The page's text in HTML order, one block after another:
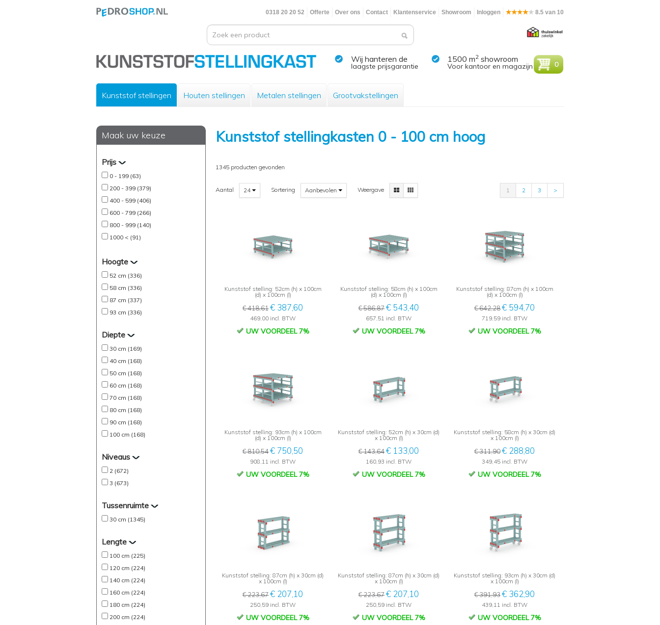
0318 20 20 52 Offerte Over ons Contact Klantenservice Showroom Inloggen 8.5 van 10
Wij hanteren de
laagste prijsgarantie
1500 m2 showroom
Voor kantoor en magazijn 0
Kunststof stellingen Houten stellingen Metalen stellingen Grootvakstellingen
Maak uw keuze
Prijs
0 - 199 (63)
200 - 399 (379)
400 - 599 (406)
600 - 799 (266)
800 - 999 (140)
1000 < (91)
Hoogte
52 cm (336)
58 cm (336)
87 cm (337)
93 cm (336)
Diepte
30 cm (169)
40 cm (168)
50 cm (168)
60 cm (168)
70 cm (168)
80 cm (168)
90 cm (168)
100 cm (168)
Niveaus
2 (672)
3 (673)
Tussenruimte
30 cm (1345)
Lengte
100 cm (225)
120 cm (224)
140 cm (224)
160 cm (224)
180 cm (224)
200 cm (224)
Kunststof stellingkasten 0 - 100 cm hoog
1345 producten gevonden
Aantal 24 Sortering Aanbevolen Weergave 1 2 3 >
Kunststof stelling: 52cm (h) x 100cm
(d) x 100cm (l)
€ 418,61€ 387,60
469,00 incl. BTW
UW VOORDEEL 7%
Kunststof stelling: 58cm (h) x 100cm
(d) x 100cm (l)
€ 586,87€ 543,40
657,51 incl. BTW
UW VOORDEEL 7%
Kunststof stelling: 87cm (h) x 100cm
(d) x 100cm (l)
€ 642,28€ 594,70
719,59 incl. BTW
UW VOORDEEL 7%
Kunststof stelling: 93cm (h) x 100cm
(d) x 100cm (l)
€ 810,54€ 750,50
908,11 incl. BTW
UW VOORDEEL 7%
Kunststof stelling: 52cm (h) x 30cm (d)
x 100cm (l)
€ 143,64€ 133,00
160,93 incl. BTW
UW VOORDEEL 7%
Kunststof stelling: 58cm (h) x 30cm (d)
x 100cm (l)
€ 311,90€ 288,80
349,45 incl. BTW
UW VOORDEEL 7%
Kunststof stelling: 87cm (h) x 30cm (d)
x 100cm (l)
€ 223,67€ 207,10
250,59 incl. BTW
UW VOORDEEL 7%
Kunststof stelling: 87cm (h) x 30cm (d)
x 100cm (l)
€ 223,67€ 207,10
250,59 incl. BTW
UW VOORDEEL 7%
Kunststof stelling: 93cm (h) x 30cm (d)
x 100cm (l)
€ 391,93€ 362,90
439,11 incl. BTW
UW VOORDEEL 7%